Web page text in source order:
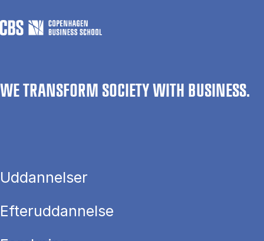
WE TRANSFORM SOCIETY WITH BUSINESS.
Uddannelser
Efteruddannelse